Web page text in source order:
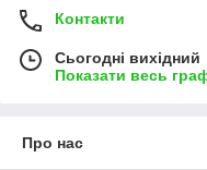
Контакти
Сьогодні вихідний
Показати весь
Про нас